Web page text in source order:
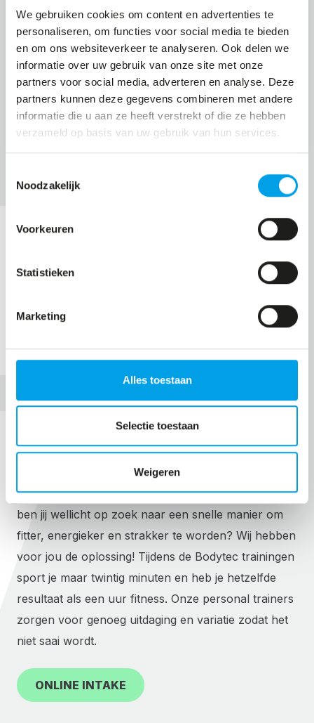
We gebruiken cookies om content en advertenties te
personaliseren, om functies voor social media te bieden
en om ons websiteverkeer te analyseren. Ook delen we
informatie over uw gebruik van onze site met onze
partners voor social media, adverteren en analyse. Deze
partners kunnen deze gegevens combineren met andere
informatie die u aan ze heeft verstrekt of die ze hebben
verzameld op basis van uw gebruik van hun services.
Noodzakelijk
Voorkeuren
Statistieken
Marketing
Alles toestaan
Selectie toestaan
Weigeren
(werk)productiviteit en een lager
ziekteverzuim. OnsBusiness Health Program
voor bedrijven is maatwerk.
LEES MEER
BODYTEC IS IDEAAL VOOR
ONDERNEMERS!
Geen tijd om urenlang aan de apparaten in de gym
te hangen? Met een druk bestaan als ondernemer
ben jij wellicht op zoek naar een snelle manier om
fitter, energieker en strakker te worden? Wij hebben
voor jou de oplossing! Tijdens de Bodytec trainingen
sport je maar twintig minuten en heb je hetzelfde
resultaat als een uur fitness. Onze personal trainers
zorgen voor genoeg uitdaging en variatie zodat het
niet saai wordt.
ONLINE INTAKE